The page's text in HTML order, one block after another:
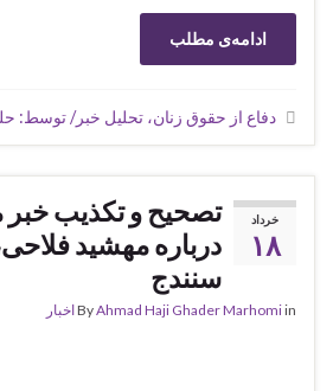
ادامه‌ی مطلب
دفاع از حقوق زنان، تحلیل خبر/
خرداد
۱۸
تصحیح و تکذیب
درباره مهشید
سنندج
ByAhmad Haji Ghader Marhomiin اخبار